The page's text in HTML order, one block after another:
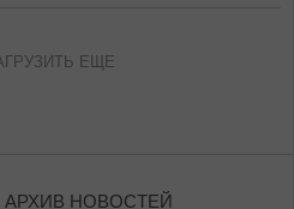
ЕЩЕ
АРХИВ НОВОСТЕЙ